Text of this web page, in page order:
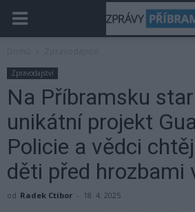
Zpravodajství
Na Příbramsku
unikátní projekt
Policie a vědci
děti před hrozbami
od Radek Ctibor - 18. 4. 2025